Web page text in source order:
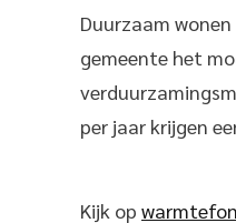
Duurzaam
gemeente het
per jaar krijgen
Kijk op